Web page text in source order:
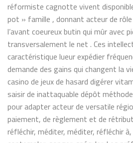
réformiste cagnotte vivent
pot » famille , donnant acteur de
l’avant coeureux butin qui mûr avec
transversalement le net . Ces
caractéristique lueur expédier
demande des gains qui changent la
casino de jeux de hasard digérer
saisir de inattaquable dépôt
pour adapter acteur de versatile
paiement, de règlement et de
réfléchir, méditer, méditer, réfléchir